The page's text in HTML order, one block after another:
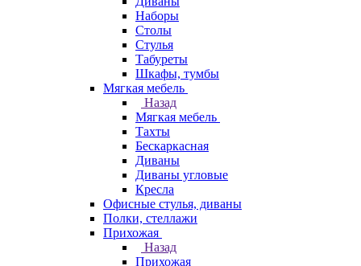
Наборы
Столы
Стулья
Табуреты
Шкафы, тумбы
Мягкая мебель
Назад
Мягкая мебель
Тахты
Бескаркасная
Диваны
Диваны угловые
Кресла
Офисные стулья, диваны
Полки, стеллажи
Прихожая
Назад
Прихожая